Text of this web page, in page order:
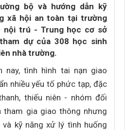
bộ và hướng dẫn kỹ
xã hội an toàn tại trường
nội trú - Trung học cơ sở
dự của 308 học sinh
nhà trường.
nay, tình hình tai nạn giao
nhiều yếu tố phức tạp, đặc
thiếu niên - nhóm đối
tham gia giao thông nhưng
kỹ năng xử lý tình huống